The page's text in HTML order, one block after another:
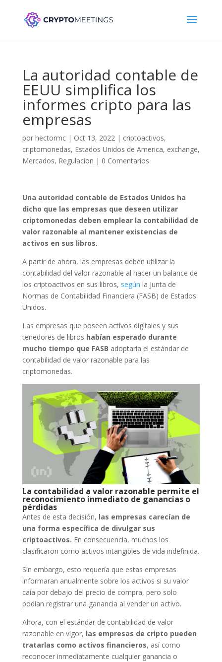
La autoridad contable de
EEUU simplifica los
informes cripto para las
empresas
por hectormc| Oct 13, 2022| criptoactivos,
criptomonedas, Estados Unidos de America, exchange,
Mercados, Regulacion | 0 Comentarios
Una autoridad contable de Estados Unidos ha
dicho que las empresas que deseen utilizar
criptomonedas deben emplear la contabilidad de
valor razonable al mantener existencias de
activos en sus libros.
A partir de ahora, las empresas deben utilizar la
contabilidad del valor razonable al hacer un balance de
los criptoactivos en sus libros, según la Junta de
Normas de Contabilidad Financiera (FASB) de Estados
Unidos.
Las empresas que poseen activos digitales y sus
tenedores de libros habían esperado durante
mucho tiempo que FASB adoptaría el estándar de
contabilidad de valor razonable para las
criptomonedas.
La contabilidad a valor razonable permite el
reconocimiento inmediato de ganancias o
pérdidas
Antes de esta decisión, las empresas carecían de
una forma específica de divulgar sus
criptoactivos. En consecuencia, muchos los
clasificaron como activos intangibles de vida indefinida.
Sin embargo, esto requería que estas empresas
informaran anualmente sobre los activos si su valor
caía por debajo del precio de compra, pero solo
podían registrar una ganancia al vender un activo.
Ahora, con el estándar de contabilidad de valor
razonable en vigor, las empresas de cripto pueden
tratarlas como activos financieros, así como
reconocer inmediatamente cualquier ganancia o